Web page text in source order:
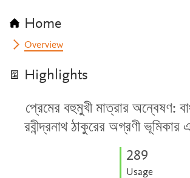
Home
Overview
Highlights
প্রেমের বহুমুখী মাত্রার অন্বেষণ:
রবীন্দ্রনাথ ঠাকুরের অগ্রণী
289
Usage